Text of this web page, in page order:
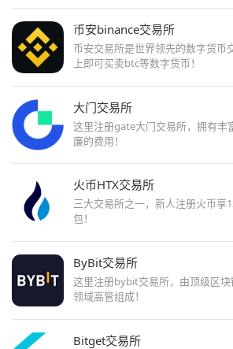
币安binance交易所
币安交易所是世界领先的数字货币
上即可买卖btc等数字货币！
大门交易所
这里注册gate大门交易所，拥有丰
廉的费用！
火币HTX交易所
三大交易所之一，新人注册火币享
包！
ByBit交易所
这里注册bybit交易所，由顶级区
领域高管组成！
Bitget交易所